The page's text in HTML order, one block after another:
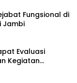
Fungsional di
Jambi
Evaluasi
Kegiatan
2026